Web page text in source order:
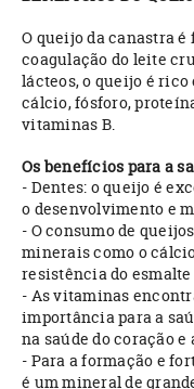
O queijo da canastra
coagulação do leite
lácteos, o queijo é
cálcio, fósforo,
vitaminas B.
Os benefícios para a
- Dentes: o queijo é
o desenvolvimento e
- O consumo de
minerais como o
resistência do
- As vitaminas
importância para a
na saúde do coração
- Para a formação e
é um mineral de